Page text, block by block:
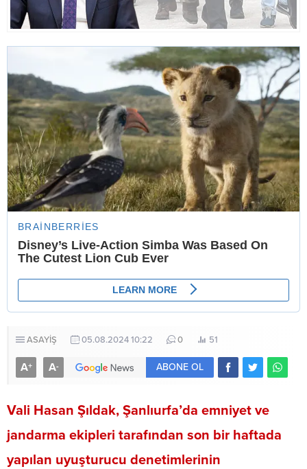
ASAYİŞ 05.08.2024 10:22 0 51
A+ A- ABONE OL
Vali Hasan Şıldak, Şanlıurfa’da emniyet ve
jandarma ekipleri tarafından son bir haftada
yapılan uyuşturucu denetimlerinin